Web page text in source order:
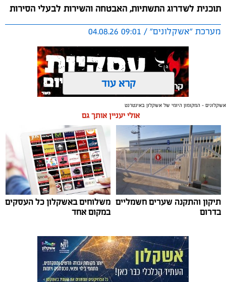
תוכנית לשדרוג התשתיות, האבטחה והשירות לבעלי הסירות
מערכת "אשקלונים" / 09:01 04.08.26
תגים:אשקלון, מרינה
החברה הכלכלית הציגה לנציגי בעלי כלי השייט במרינה
תוכנית השקעה מקיפה הכוללת שדרוג התשתיות, חיזוק
מערך האבטחה, הקמת תחנת דלק חדשה ושיפור השירותים.
מנכ"ל החכ"ל: "כל שקל שנגבה מבעלי הסירות חוזר בחזרה
אליהם באמצעות שיפור המרינה והמשך פיתוחה"
נציגי העוגנים במרינת אשקלון נפגשו השבוע עם מנכ"ל
שפריצר, לפגישה שבה הוצגה תוכנית השדרוג המקיפה של
המרינה, הכוללת השקעה בתשתיות, בביטחון, בשירותים
ובפיתוח המקום לטובת ציבור בעלי הסירות.
קרא עוד
אשקלונים - המקומון היומי של אשקלון באינטרנט
אולי יעניין אותך גם
תיקון והתקנה שערים חשמליים
בדרום
משלוחים באשקלון כל העסקים
במקום אחד